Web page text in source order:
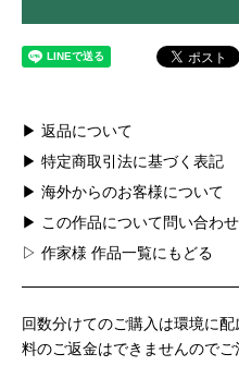
▶ 返品について
▶ 特定商取引法に基づく表記
▶ 海外からのお客様について
▶ この作品について問い合わ
▷ 作家様 作品一覧にもどる
回数分けてのご購入は環境に
料のご返金はできませんのでご